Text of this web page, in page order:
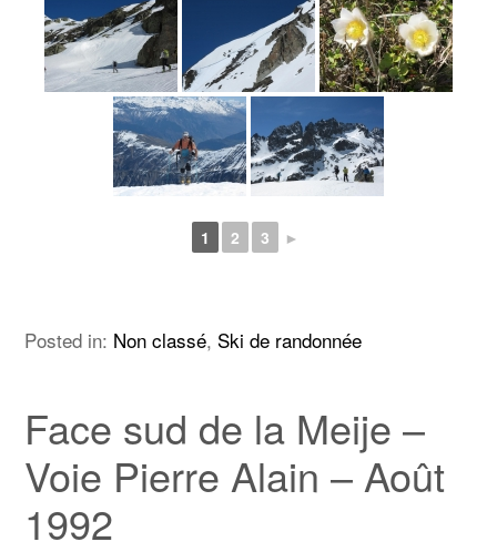
1 2 3 ►
Posted in: Non classé, Ski de randonnée
Face sud de la Meije –
Voie Pierre Alain – Août
1992